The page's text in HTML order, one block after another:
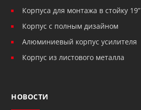
Корпуса для монтажа в стойку 19”
Корпус с полным дизайном
Алюминиевый корпус усилителя
Корпус из листового металла
НОВОСТИ